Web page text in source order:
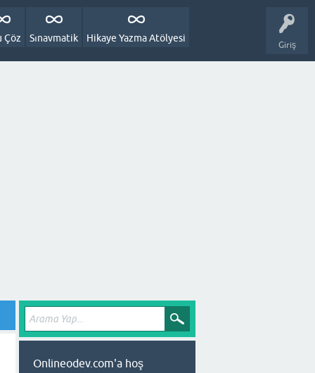
Giriş
Çöz Sınavmatik Hikaye Yazma Atölyesi
Onlineodev.com'a hoş